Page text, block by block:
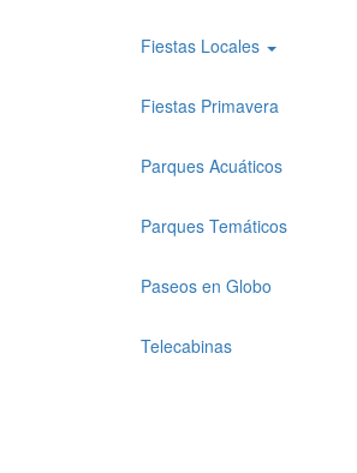
Fiestas Locales
Fiestas Primavera
Parques Acuáticos
Parques Temáticos
Paseos en Globo
Telecabinas